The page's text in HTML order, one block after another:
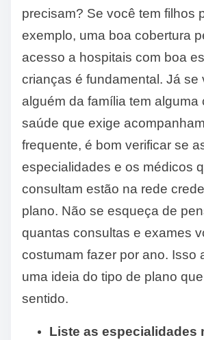
precisam? Se você tem filhos
exemplo, uma boa cobertura
acesso a hospitais com boa
crianças é fundamental. Já se
alguém da família tem alguma
saúde que exige
frequente, é bom verificar se
especialidades e os médicos
consultam estão na rede
plano. Não se esqueça de
quantas consultas e exames
costumam fazer por ano. Isso
uma ideia do tipo de plano
sentido.
Liste as especialidades